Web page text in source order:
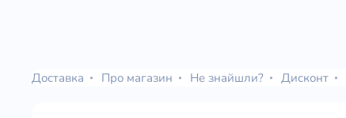
Доставка Про магазин Не знайшли? Дисконт